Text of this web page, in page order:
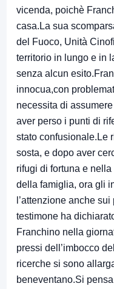
vicenda, poichè
casa.La sua
del Fuoco, Unità
territorio in lungo e in
senza alcun
innocua,con
necessita di
aver perso i punti di
stato confusionale.Le
sosta, e dopo aver
rifugi di fortuna e
della famiglia, ora gli
l’attenzione anche
testimone ha
Franchino nella
pressi dell’imbocco
ricerche si sono
beneventano.Si